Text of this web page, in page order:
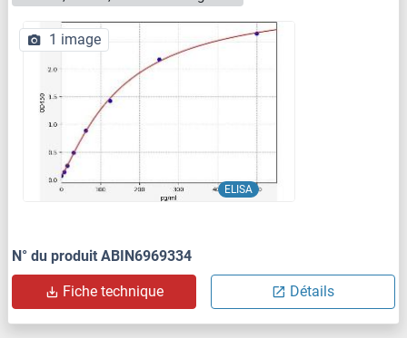
ELISA
1 image
N° du produit ABIN6969334
Fiche technique Détails